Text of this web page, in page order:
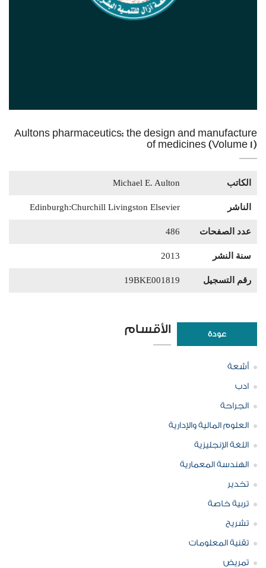
Aultons pharmaceutics: the design and manufacture
of medicines (Volume 1)
الكاتب Michael E. Aulton
الناشر Edinburgh:Churchill Livingston Elsevier
عدد الصفحات 486
سنة النشر 2013
رقم التسجيل 19BKE001819
عودة الأقسام
أشعة
ادب
الجراحة
العلوم المالية والإدارية
اللغة الإنجليزية
الهندسة المعمارية
تخدير
تربية خاصة
تشريح
تقنية المعلومات
تمريض